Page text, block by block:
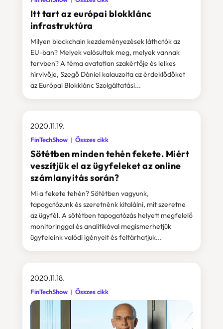
Itt tart az európai blokklánc
infrastruktúra
Milyen blockchain kezdeményezések láthatók az
EU-ban? Melyek valósultak meg, melyek vannak
tervben? A téma avatatlan szakértője és lelkes
hírvivője, Szegő Dániel kalauzolta az érdeklődőket
az Európai Blokklánc Szolgáltatási...
Sötétben minden tehén fekete. Miért
veszítjük el az ügyfeleket az online
számlanyitás során?
2020.11.19.
FinTechShow Összes cikk
Mi a fekete tehén? Sötétben vagyunk,
tapogatózunk és szeretnénk kitalálni, mit szeretne
az ügyfél. A sötétben tapogatózás helyett megfelelő
monitoringgal és analitikával megismerhetjük
ügyfeleink valódi igényeit és feltárhatjuk...
2020.11.18.
FinTechShow Összes cikk